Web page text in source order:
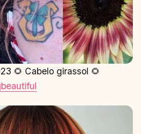
🌻 Cabelo girassol 🌻